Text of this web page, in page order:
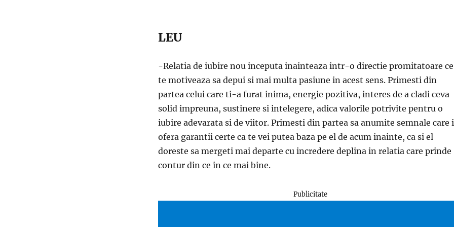
LEU
-Relatia de iubire nou inceputa inainteaza intr-o directie promitatoare ce
te motiveaza sa depui si mai multa pasiune in acest sens. Primesti din
partea celui care ti-a furat inima, energie pozitiva, interes de a cladi ceva
solid impreuna, sustinere si intelegere, adica valorile potrivite pentru o
iubire adevarata si de viitor. Primesti din partea sa anumite semnale care
ofera garantii certe ca te vei putea baza pe el de acum inainte, ca si el
doreste sa mergeti mai departe cu incredere deplina in relatia care prinde
contur din ce in ce mai bine.
Publicitate